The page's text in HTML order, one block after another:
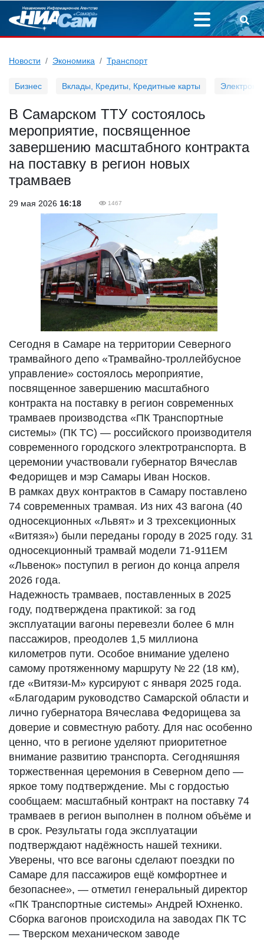
Новости Экономика Транспорт
Бизнес Вклады, Кредиты, Кредитные карты
В Самарском ТТУ состоялось
мероприятие, посвященное
завершению масштабного контракта
на поставку в регион новых
трамваев
29 мая 2026 16:18 1467
Сегодня в Самаре на территории Северного
трамвайного депо «Трамвайно-троллейбусное
управление» состоялось мероприятие,
посвященное завершению масштабного
контракта на поставку в регион современных
трамваев производства «ПК Транспортные
системы» (ПК ТС) — российского производителя
современного городского электротранспорта. В
церемонии участвовали губернатор Вячеслав
Федорищев и мэр Самары Иван Носков.
В рамках двух контрактов в Самару поставлено
74 современных трамвая. Из них 43 вагона (40
односекционных «Львят» и 3 трехсекционных
«Витязя») были переданы городу в 2025 году. 31
односекционный трамвай модели 71-911ЕМ
«Львенок» поступил в регион до конца апреля
2026 года.
Надежность трамваев, поставленных в 2025
году, подтверждена практикой: за год
эксплуатации вагоны перевезли более 6 млн
пассажиров, преодолев 1,5 миллиона
километров пути. Особое внимание уделено
самому протяженному маршруту № 22 (18 км),
где «Витязи-М» курсируют с января 2025 года.
«Благодарим руководство Самарской области и
лично губернатора Вячеслава Федорищева за
доверие и совместную работу. Для нас особенно
ценно, что в регионе уделяют приоритетное
внимание развитию транспорта. Сегодняшняя
торжественная церемония в Северном депо —
яркое тому подтверждение. Мы с гордостью
сообщаем: масштабный контракт на поставку 74
трамваев в регион выполнен в полном объёме и
в срок. Результаты года эксплуатации
подтверждают надёжность нашей техники.
Уверены, что все вагоны сделают поездки по
Самаре для пассажиров ещё комфортнее и
безопаснее», — отметил генеральный директор
«ПК Транспортные системы» Андрей Юхненко.
Сборка вагонов происходила на заводах ПК ТС
— Тверском механическом заводе